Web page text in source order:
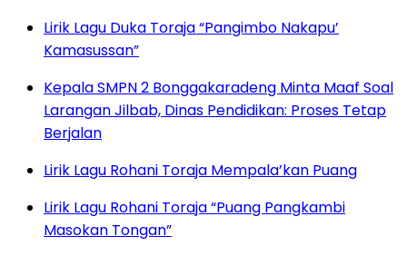
Lirik Lagu Duka Toraja “Pangimbo Nakapu’
Kamasussan”
Kepala SMPN 2 Bonggakaradeng Minta Maaf Soal
Larangan Jilbab, Dinas Pendidikan: Proses Tetap
Berjalan
Lirik Lagu Rohani Toraja Mempala’kan Puang
Lirik Lagu Rohani Toraja “Puang Pangkambi
Masokan Tongan”